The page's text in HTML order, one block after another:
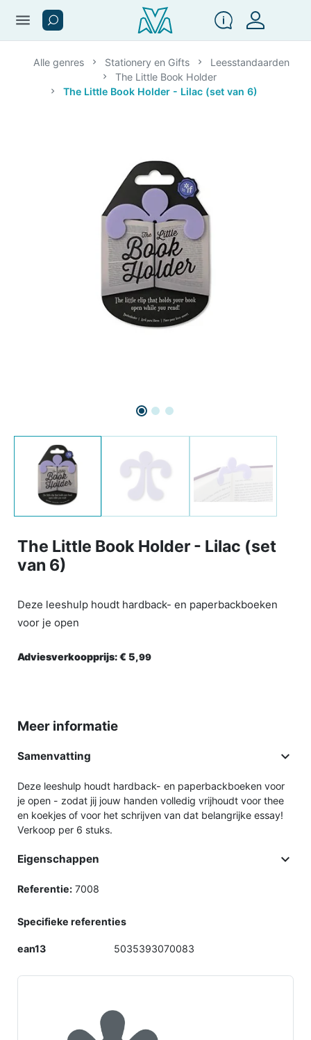
menu
Alle genres Stationery en Gifts
Leesstandaarden
The Little Book Holder
The Little Book Holder - Lilac (set van 6)
The Little Book Holder - Lilac (set
van 6)
Deze leeshulp houdt hardback- en paperbackboeken
voor je open
Adviesverkoopprijs:€ 5,99
Meer informatie
Samenvatting 
Deze leeshulp houdt hardback- en paperbackboeken voor
je open - zodat jij jouw handen volledig vrijhoudt voor thee
en koekjes of voor het schrijven van dat belangrijke essay!
Verkoop per 6 stuks.
Eigenschappen 
Referentie: 7008
Specifieke referenties
ean13 5035393070083